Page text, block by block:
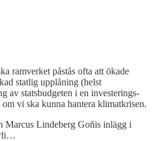
ramverket påstås ofta att ökade
statlig upplåning (helst
av statsbudgeten i en investerings-
vi ska kunna hantera klimatkrisen.
Marcus Lindeberg Goñis inlägg i